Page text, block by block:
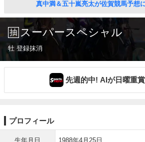
真中満＆五十嵐亮太が佐賀競馬予想
スーパースペシャル
牡 登録抹消
先週的中! AIが日曜重
プロフィール
生年月日 1988年4月25日